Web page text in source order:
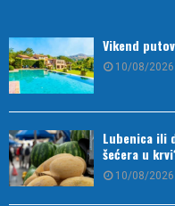
Vikend
10/08/2026
Lubenica ili
šećera u
10/08/2026